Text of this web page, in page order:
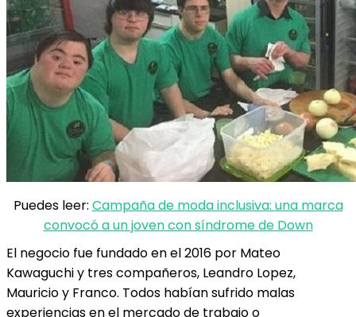
Puedes leer: Campaña de moda inclusiva: una marca
convocó a un joven con síndrome de Down
El negocio fue fundado en el 2016 por Mateo
Kawaguchi y tres compañeros, Leandro Lopez,
Mauricio y Franco. Todos habían sufrido malas
experiencias en el mercado de trabajo o